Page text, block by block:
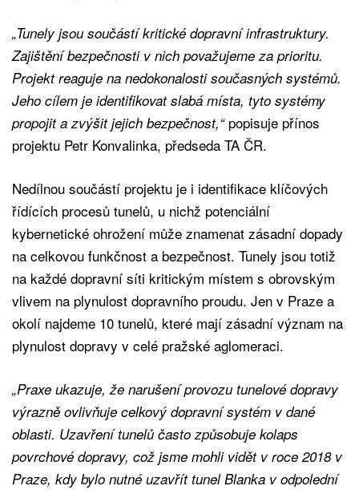
„Tunely jsou součástí kritické dopravní infrastruktury.
Zajištění bezpečnosti v nich považujeme za prioritu.
Projekt reaguje na nedokonalosti současných systémů.
Jeho cílem je identifikovat slabá místa, tyto systémy
propojit a zvýšit jejich bezpečnost,“popisuje přínos
projektu Petr Konvalinka, předseda TA ČR.
Nedílnou součástí projektu je i identifikace klíčových
řídících procesů tunelů, u nichž potenciální
kybernetické ohrožení může znamenat zásadní dopady
na celkovou funkčnost a bezpečnost. Tunely jsou totiž
na každé dopravní síti kritickým místem s obrovským
vlivem na plynulost dopravního proudu. Jen v Praze a
okolí najdeme 10 tunelů, které mají zásadní význam na
plynulost dopravy v celé pražské aglomeraci.
„Praxe ukazuje, že narušení provozu tunelové dopravy
výrazně ovlivňuje celkový dopravní systém v dané
oblasti. Uzavření tunelů často způsobuje kolaps
povrchové dopravy, což jsme mohli vidět v roce 2018 v
Praze, kdy bylo nutné uzavřít tunel Blanka v odpolední